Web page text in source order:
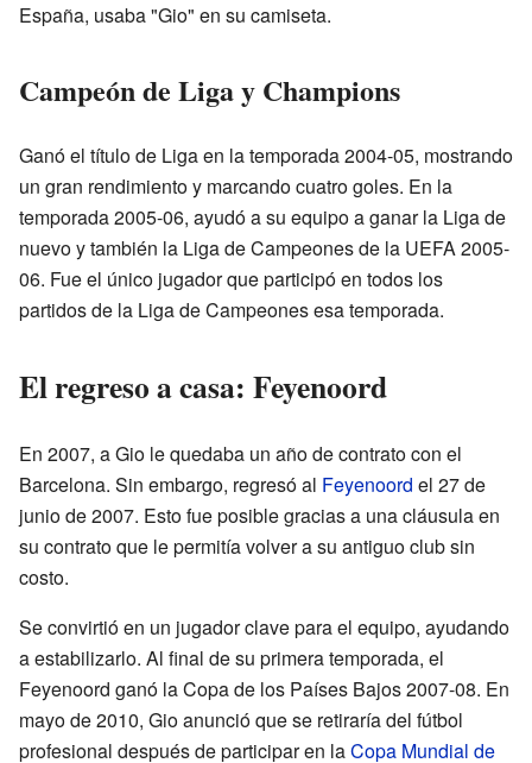
España, usaba "Gio" en su camiseta.
Campeón de Liga y Champions
Ganó el título de Liga en la temporada 2004-05, mostrando
un gran rendimiento y marcando cuatro goles. En la
temporada 2005-06, ayudó a su equipo a ganar la Liga de
nuevo y también la Liga de Campeones de la UEFA 2005-
06. Fue el único jugador que participó en todos los
partidos de la Liga de Campeones esa temporada.
El regreso a casa: Feyenoord
En 2007, a Gio le quedaba un año de contrato con el
Barcelona. Sin embargo, regresó al Feyenoord el 27 de
junio de 2007. Esto fue posible gracias a una cláusula en
su contrato que le permitía volver a su antiguo club sin
costo.
Se convirtió en un jugador clave para el equipo, ayudando
a estabilizarlo. Al final de su primera temporada, el
Feyenoord ganó la Copa de los Países Bajos 2007-08. En
mayo de 2010, Gio anunció que se retiraría del fútbol
profesional después de participar en laCopa Mundial de